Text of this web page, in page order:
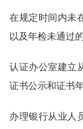
在规定时间内未
以及年检未通过
认证办公室建立
证书公示和证书
办理银行从业人